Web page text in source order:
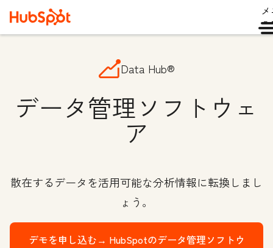
Data Hub®
データ管理ソフトウェ
ア
散在するデータを活用可能な分析情報に転換しまし
ょう。
デモを申し込む→ HubSpotのデータ管理ソフトウ